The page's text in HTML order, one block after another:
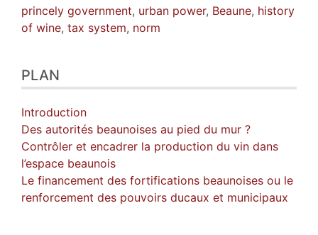
princely government, urban power, Beaune, history
of wine, tax system, norm
PLAN
Introduction
Des autorités beaunoises au pied du mur ?
Contrôler et encadrer la production du vin dans
l’espace beaunois
Le financement des fortifications beaunoises ou le
renforcement des pouvoirs ducaux et municipaux